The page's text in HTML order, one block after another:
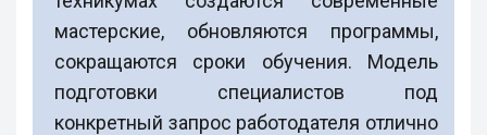
мастерские, обновляются программы,
сокращаются сроки обучения. Модель
подготовки специалистов под
конкретный запрос работодателя отлично